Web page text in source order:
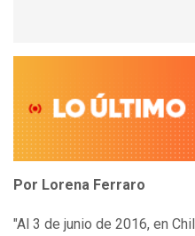
Por Lorena Ferraro
"Al 3 de junio de 2016, en